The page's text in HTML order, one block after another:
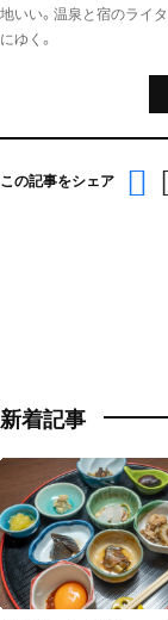
地いい。温泉と宿のライ
にゆく。
この記事をシェア
新着記事